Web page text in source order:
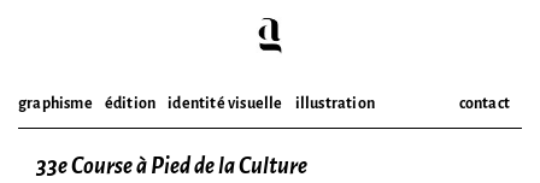
graphisme édition identité visuelle illustration contact
33e Course à Pied de la Culture